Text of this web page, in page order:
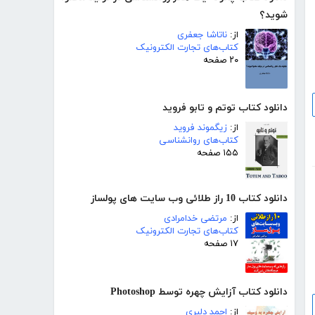
شوید؟
از: ناتاشا جعفری
کتاب‌های تجارت الکترونیک
۲۰ صفحه
دانلود کتاب توتم و تابو فروید
از: زیگموند فروید
کتاب‌های روانشناسی
۱۵۵ صفحه
دانلود کتاب 10 راز طلائی وب سایت های پولساز
از: مرتضی خدامرادی
کتاب‌های تجارت الکترونیک
۱۷ صفحه
دانلود کتاب آزایش چهره توسط Photoshop
از: احمد دلبری